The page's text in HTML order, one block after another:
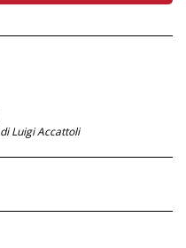
di Luigi Accattoli